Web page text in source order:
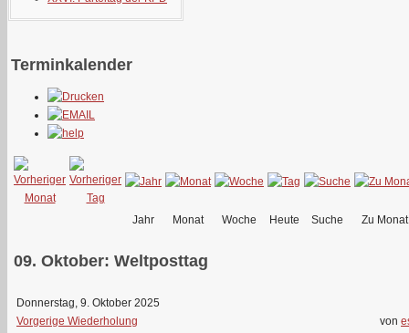
Terminkalender
Jahr Monat Woche Heute Suche Zu Monat
09. Oktober: Weltposttag
Donnerstag, 9. Oktober 2025
Vorgerige Wiederholung
von